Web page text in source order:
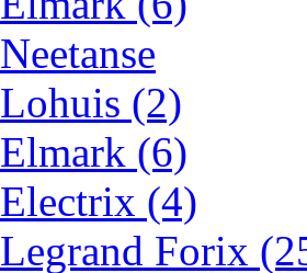
Neetanse
Lohuis (2)
Elmark (6)
Electrix (4)
Legrand Forix